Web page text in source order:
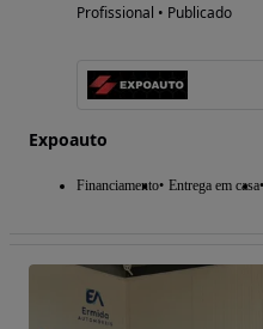
Profissional • Publicado
Expoauto
Financiamento Entrega em casa